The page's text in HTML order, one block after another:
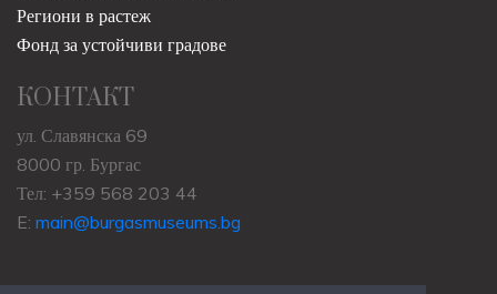
Региони в растеж
Фонд за устойчиви градове
КОНТАКТ
ул. Славянска 69
8000 гр. Бургас
Тел: +359 568 203 44
E: main@burgasmuseums.bg